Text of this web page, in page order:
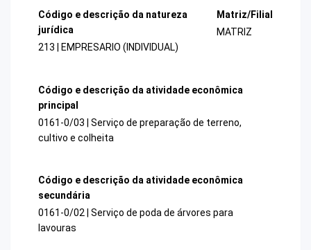
Código e descrição da natureza
jurídica
213 | EMPRESARIO (INDIVIDUAL)
Matriz/Filial
MATRIZ
Código e descrição da atividade econômica
principal
0161-0/03 | Serviço de preparação de terreno,
cultivo e colheita
Código e descrição da atividade econômica
secundária
0161-0/02 | Serviço de poda de árvores para
lavouras